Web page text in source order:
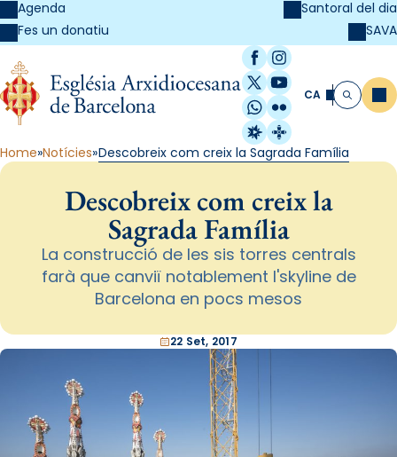
Agenda
Fes un donatiu
Santoral del dia
SAVA
Facebook
Instagram
X / Twitter
YouTube
WhatsApp
Flickr
Radio Estel
Catalunya
CA Cerca
Home Notícies Descobreix com creix la Sagrada Família
Descobreix com creix la
Sagrada Família
La construcció de les sis torres centrals
farà que canviï notablement l'skyline de
Barcelona en pocs mesos
22 Set, 2017